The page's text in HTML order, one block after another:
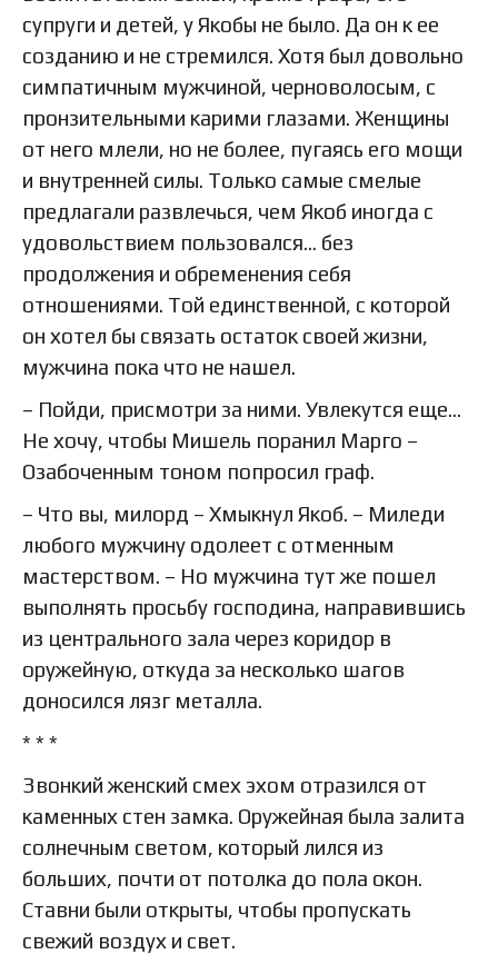
супруги и детей, у Якобы не было. Да он к ее
созданию и не стремился. Хотя был довольно
симпатичным мужчиной, черноволосым, с
пронзительными карими глазами. Женщины
от него млели, но не более, пугаясь его мощи
и внутренней силы. Только самые смелые
предлагали развлечься, чем Якоб иногда с
удовольствием пользовался… без
продолжения и обременения себя
отношениями. Той единственной, с которой
он хотел бы связать остаток своей жизни,
мужчина пока что не нашел.
– Пойди, присмотри за ними. Увлекутся еще…
Не хочу, чтобы Мишель поранил Марго –
Озабоченным тоном попросил граф.
– Что вы, милорд – Хмыкнул Якоб. – Миледи
любого мужчину одолеет с отменным
мастерством. – Но мужчина тут же пошел
выполнять просьбу господина, направившись
из центрального зала через коридор в
оружейную, откуда за несколько шагов
доносился лязг металла.
* * *
Звонкий женский смех эхом отразился от
каменных стен замка. Оружейная была залита
солнечным светом, который лился из
больших, почти от потолка до пола окон.
Ставни были открыты, чтобы пропускать
свежий воздух и свет.